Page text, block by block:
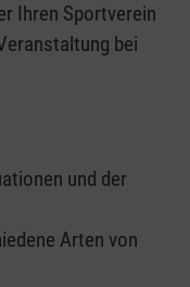
Ihren Sportverein
bei
und der
Arten von